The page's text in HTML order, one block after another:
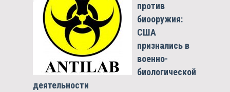
против
биооружия:
США
признались в
военно-
биологической
деятельности